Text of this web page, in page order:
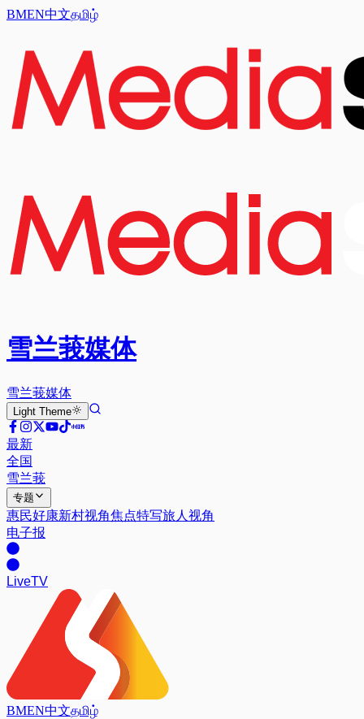
BMEN中文தமிழ்
雪兰莪媒体
雪兰莪媒体
Light Theme
最新
全国
雪兰莪
专题
惠民好康新村视角焦点特写旅人视角
电子报
LiveTV
BMEN中文தமிழ்